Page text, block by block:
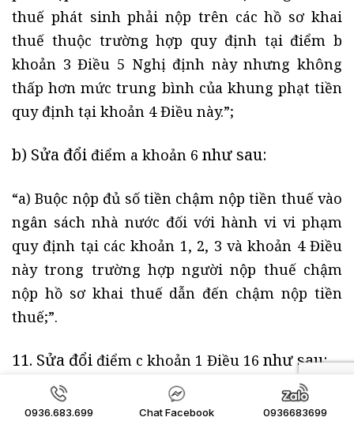
thuế phát sinh phải nộp trên các hồ sơ khai
thuế thuộc trường hợp quy định tại điểm b
khoản 3 Điều 5 Nghị định này nhưng không
thấp hơn mức trung bình của khung phạt tiền
quy định tại khoản 4 Điều này.”;
b) Sửa đổi điểm a khoản 6 như sau:
“a) Buộc nộp đủ số tiền chậm nộp tiền thuế vào
ngân sách nhà nước đối với hành vi vi phạm
quy định tại các khoản 1, 2, 3 và khoản 4 Điều
này trong trường hợp người nộp thuế chậm
nộp hồ sơ khai thuế dẫn đến chậm nộp tiền
thuế;”.
11. Sửa đổi điểm c khoản 1 Điều 16 như sau:
“c) Khai sai làm giảm số tiền thuế phải nộp
0936.683.699 Chat Facebook 0936683699